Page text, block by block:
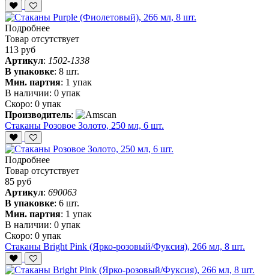
Подробнее
Товар отсутствует
113 руб
Артикул: 1502-1338
В упаковке: 8 шт.
Мин. партия: 1 упак
В наличии: 0 упак
Скоро: 0 упак
Производитель:
Стаканы Розовое Золото, 250 мл, 6 шт.
Подробнее
Товар отсутствует
85 руб
Артикул: 690063
В упаковке: 6 шт.
Мин. партия: 1 упак
В наличии: 0 упак
Скоро: 0 упак
Стаканы Bright Pink (Ярко-розовый/Фуксия), 266 мл, 8 шт.